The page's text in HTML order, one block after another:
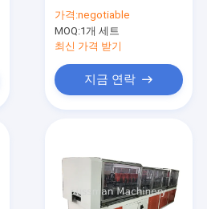
가격:negotiable
MOQ:1개 세트
최신 가격 받기
지금 연락